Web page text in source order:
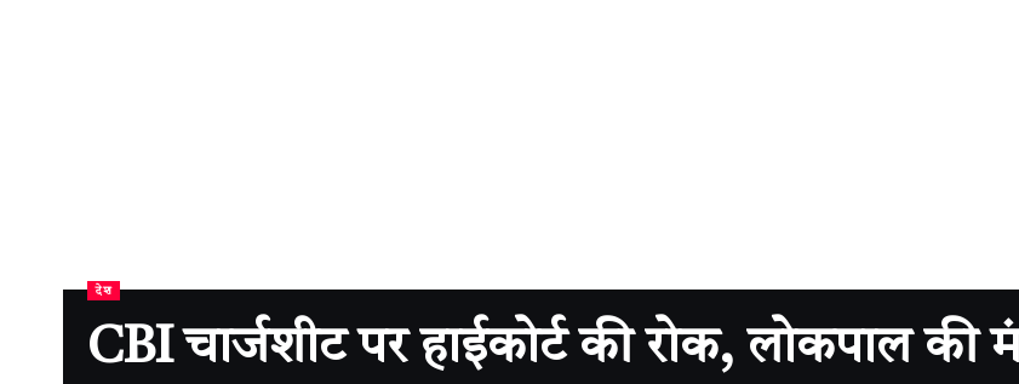
देश
CBI चार्जशीट पर हाईकोर्ट की रोक, लोकपाल की